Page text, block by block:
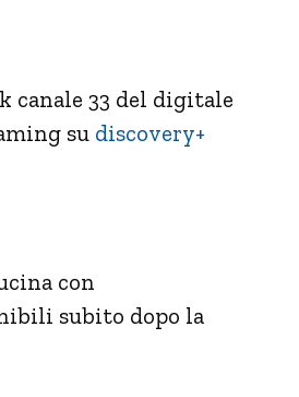
canale 33 del digitale
su discovery+
con
subito dopo la